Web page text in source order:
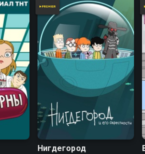
Нигдегород